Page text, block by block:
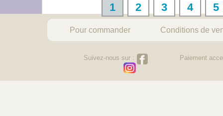
1 2 3 4 5
Pour commander Conditions de
Suivez-nous sur : Paiement